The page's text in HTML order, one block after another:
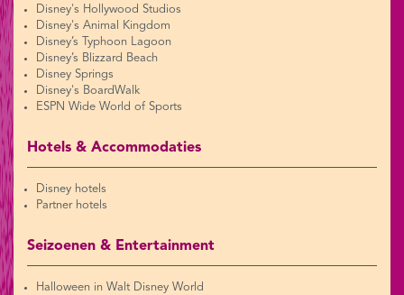
Disney's Hollywood Studios
Disney's Animal Kingdom
Disney’s Typhoon Lagoon
Disney’s Blizzard Beach
Disney Springs
Disney's BoardWalk
ESPN Wide World of Sports
Hotels & Accommodaties
Disney hotels
Partner hotels
Seizoenen & Entertainment
Halloween in Walt Disney World